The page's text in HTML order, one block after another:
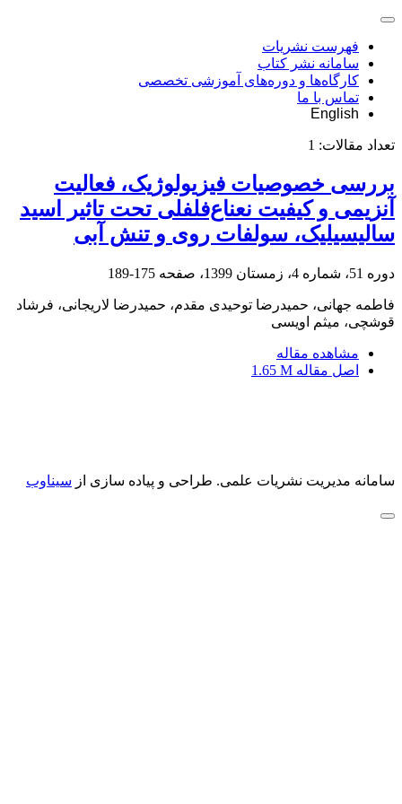
فهرست نشریات
سامانه نشر کتاب
کارگاه‌ها و دوره‌های آموزشی تخصصی
تماس با ما
English
تعداد مقالات: 1
بررسی خصوصیات فیزیولوژیک، فعالیت
آنزیمی و کیفیت نعناع‌فلفلی تحت تاثیر اسید
سالیسیلیک، سولفات روی و تنش آبی
دوره 51، شماره 4، زمستان 1399، صفحه 175-189
فاطمه جهانی، حمیدرضا توحیدی مقدم، حمیدرضا لاریجانی، فرشاد
قوشچی، میثم اویسی
مشاهده مقاله
اصل مقاله 1.65 M
سامانه مدیریت نشریات علمی. طراحی و پیاده سازی از سیناوب